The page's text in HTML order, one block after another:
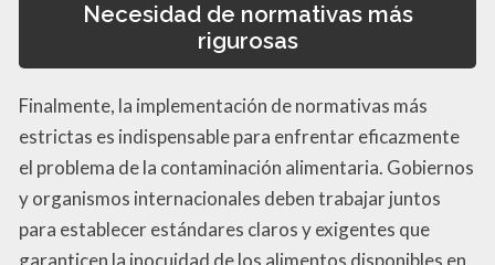
Necesidad de normativas más
rigurosas
Finalmente, la implementación de normativas más
estrictas es indispensable para enfrentar eficazmente
el problema de la contaminación alimentaria. Gobiernos
y organismos internacionales deben trabajar juntos
para establecer estándares claros y exigentes que
garanticen la inocuidad de los alimentos disponibles en